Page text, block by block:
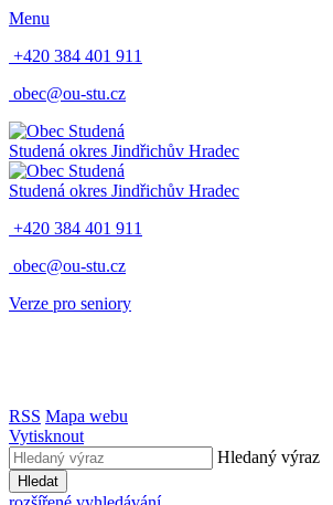
Menu
+420 384 401 911
obec@ou-stu.cz
Studená okres Jindřichův Hradec
Studená okres Jindřichův Hradec
+420 384 401 911
obec@ou-stu.cz
Verze pro seniory
RSS Mapa webu
Vytisknout
Hledaný výraz
Hledat